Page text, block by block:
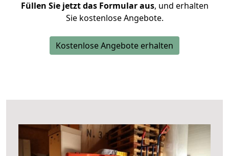
Füllen Sie jetzt das Formular aus, und erhalten
Sie kostenlose Angebote.
Kostenlose Angebote erhalten